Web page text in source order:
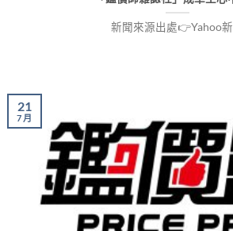
新聞來源出處👉Yahoo
21
7 月